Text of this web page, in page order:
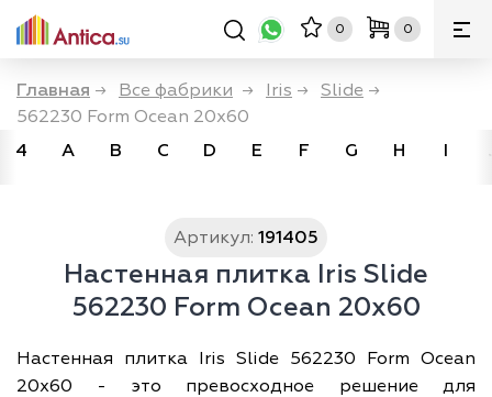
0 0
Главная → Все фабрики → Iris → Slide →
562230 Form Ocean 20x60
4
A B C D E F G H I
Артикул: 191405
Настенная плитка Iris Slide
562230 Form Ocean 20x60
Настенная плитка Iris Slide 562230 Form Ocean
20x60 - это превосходное решение для